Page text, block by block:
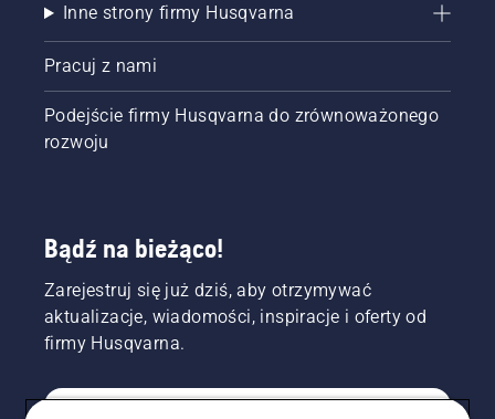
Inne strony firmy Husqvarna
Pracuj z nami
Podejście firmy Husqvarna do zrównoważonego
rozwoju
Bądź na bieżąco!
Zarejestruj się już dziś, aby otrzymywać
aktualizacje, wiadomości, inspiracje i oferty od
firmy Husqvarna.